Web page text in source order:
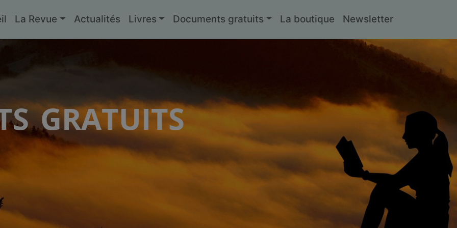
La Revue Actualités Livres Documents gratuits La boutique Newsletter
gratuits